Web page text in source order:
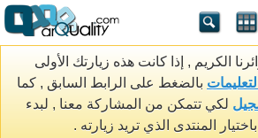
الكريم , إذا كانت هذه زيارتك الأولى
التعليمات بالضغط على الرابط السابق , كما
لكي تتمكن من المشاركة معنا , لبدء
المنتدى الذي تريد زيارته .